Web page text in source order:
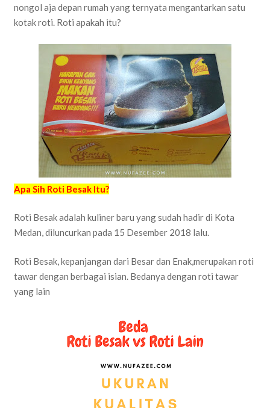
nongol aja depan rumah yang ternyata mengantarkan satu
kotak roti. Roti apakah itu?
Apa Sih Roti Besak Itu?
Roti Besak adalah kuliner baru yang sudah hadir di Kota
Medan, diluncurkan pada 15 Desember 2018 lalu.
Roti Besak, kepanjangan dari Besar dan Enak,merupakan roti
tawar dengan berbagai isian. Bedanya dengan roti tawar
yang lain